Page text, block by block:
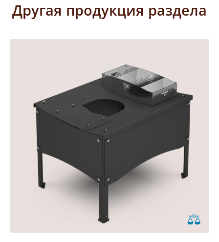
Другая продукция раздела